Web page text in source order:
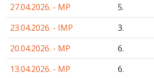
27.04.2026. - MP
5.
23.04.2026. - IMP
3.
20.04.2026. - MP
6.
13.04.2026. - MP
6.